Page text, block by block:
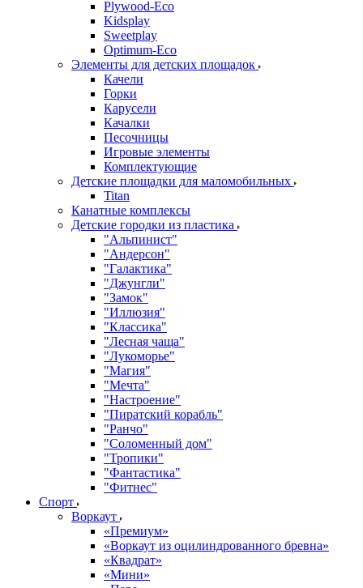
Plywood-Eco
Kidsplay
Sweetplay
Оptimum-Еco
Элементы для детских площадок
Качели
Горки
Карусели
Качалки
Песочницы
Игровые элементы
Комплектующие
Детские площадки для маломобильных
Titan
Канатные комплексы
Детские городки из пластика
"Альпинист"
"Андерсон"
"Галактика"
"Джунгли"
"Замок"
"Иллюзия"
"Классика"
"Лесная чаща"
"Лукоморье"
"Магия"
"Мечта"
"Настроение"
"Пиратский корабль"
"Ранчо"
"Соломенный дом"
"Тропики"
"Фантастика"
"Фитнес"
Спорт
Воркаут
«Премиум»
«Воркаут из оцилиндрованного бревна»
«Квадрат»
«Мини»